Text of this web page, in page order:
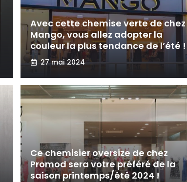
Avec cette chemise verte de chez
Mango, vous allez adopter la
couleur la plus tendance de l’été !
27 mai 2024
Ce chemisier oversize de chez
Promod sera votre préféré de la
saison printemps/été 2024 !